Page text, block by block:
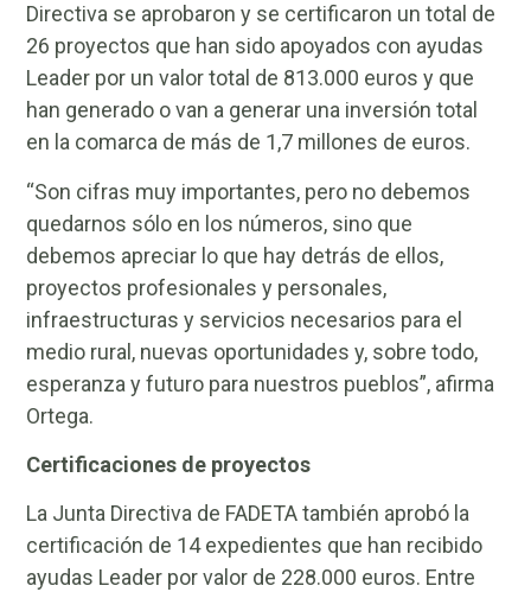
Directiva se aprobaron y se certificaron un total de
26 proyectos que han sido apoyados con ayudas
Leader por un valor total de 813.000 euros y que
han generado o van a generar una inversión total
en la comarca de más de 1,7 millones de euros.
“Son cifras muy importantes, pero no debemos
quedarnos sólo en los números, sino que
debemos apreciar lo que hay detrás de ellos,
proyectos profesionales y personales,
infraestructuras y servicios necesarios para el
medio rural, nuevas oportunidades y, sobre todo,
esperanza y futuro para nuestros pueblos”, afirma
Ortega.
Certificaciones de proyectos
La Junta Directiva de FADETA también aprobó la
certificación de 14 expedientes que han recibido
ayudas Leader por valor de 228.000 euros. Entre